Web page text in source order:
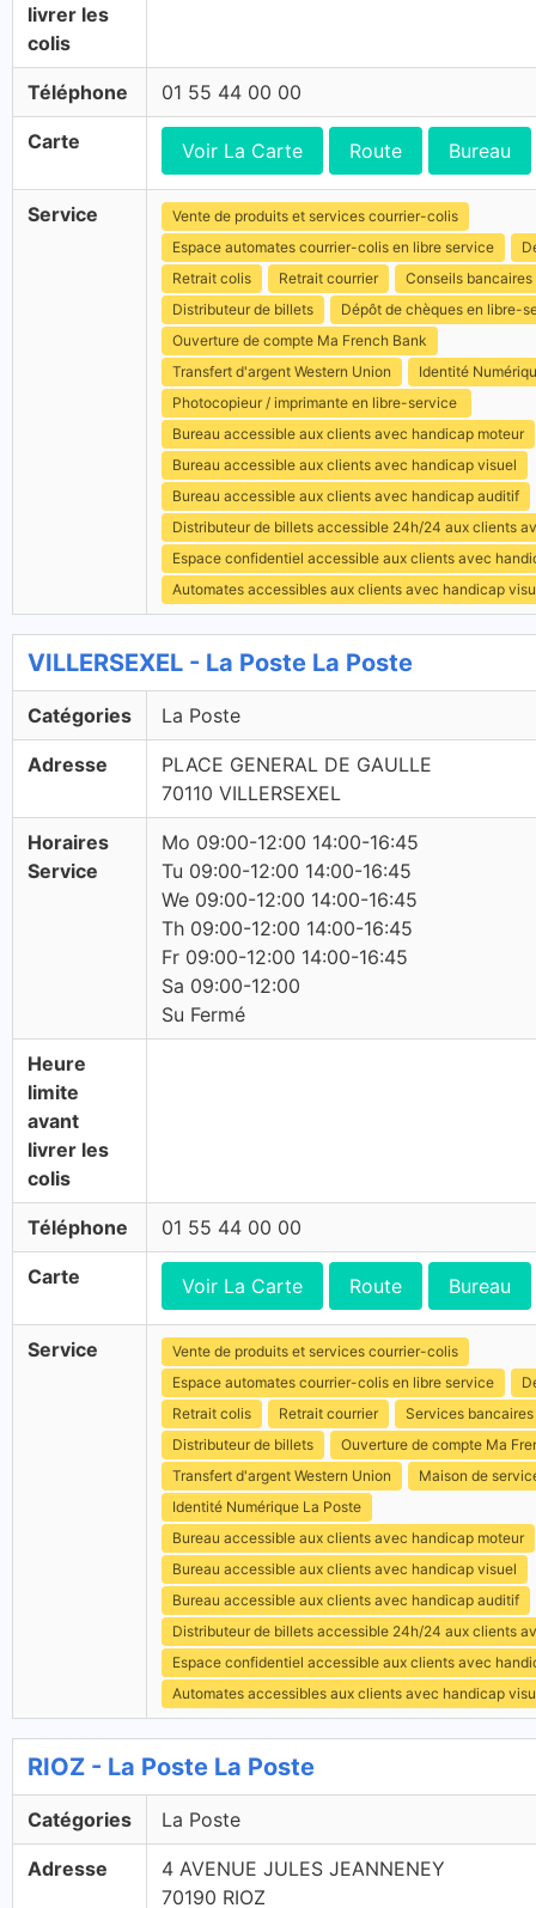
livrer les
colis
Téléphone 01 55 44 00 00
Carte Voir La Carte Route Bureau
Service
Vente de produits et services courrier-colis
Espace automates courrier-colis en libre service
Retrait colis
Retrait courrier
Conseils bancaires
Distributeur de billets
Dépôt de chèques en libre-
Ouverture de compte Ma French Bank
Transfert d'argent Western Union
Identité
Photocopieur / imprimante en libre-service
Bureau accessible aux clients avec handicap moteur
Bureau accessible aux clients avec handicap visuel
Bureau accessible aux clients avec handicap auditif
Distributeur de billets accessible 24h/24 aux clients
Espace confidentiel accessible aux clients avec
Automates accessibles aux clients avec handicap
VILLERSEXEL - La Poste La Poste
Catégories La Poste
Adresse
PLACE GENERAL DE GAULLE
70110 VILLERSEXEL
Horaires
Service
Mo 09:00-12:00 14:00-16:45
Tu 09:00-12:00 14:00-16:45
We 09:00-12:00 14:00-16:45
Th 09:00-12:00 14:00-16:45
Fr 09:00-12:00 14:00-16:45
Sa 09:00-12:00
Su Fermé
Heure
limite
avant
livrer les
colis
Téléphone 01 55 44 00 00
Carte Voir La Carte Route Bureau
Service
Vente de produits et services courrier-colis
Espace automates courrier-colis en libre service
Retrait colis
Retrait courrier
Services bancaires
Distributeur de billets
Ouverture de compte Ma
Transfert d'argent Western Union
Maison de
Identité Numérique La Poste
Bureau accessible aux clients avec handicap moteur
Bureau accessible aux clients avec handicap visuel
Bureau accessible aux clients avec handicap auditif
Distributeur de billets accessible 24h/24 aux clients
Espace confidentiel accessible aux clients avec
Automates accessibles aux clients avec handicap
RIOZ - La Poste La Poste
Catégories La Poste
Adresse
4 AVENUE JULES JEANNENEY
70190 RIOZ